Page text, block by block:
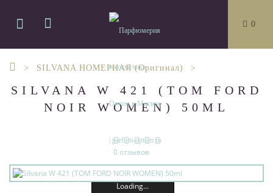
0
SILVANA НОМЕРНАЯ (Оригинал)
SILVANA W 421 (TOM FORD
NOIR WOMEN) 50ML
0 отзывов
Loading...